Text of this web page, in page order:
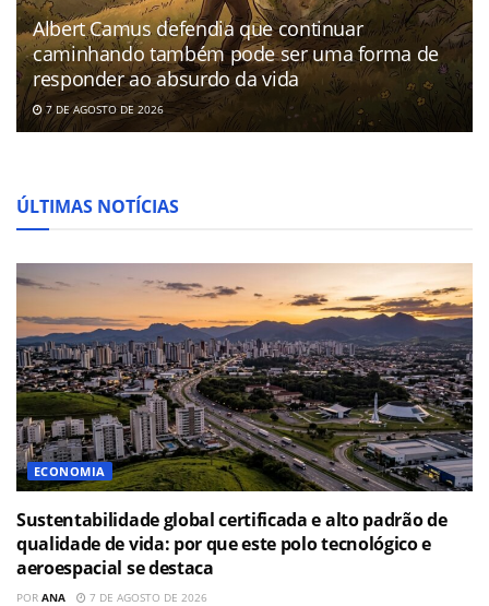
Albert Camus defendia que continuar
caminhando também pode ser uma forma de
responder ao absurdo da vida
7 DE AGOSTO DE 2026
ÚLTIMAS NOTÍCIAS
ECONOMIA
Sustentabilidade global certificada e alto padrão de
qualidade de vida: por que este polo tecnológico e
aeroespacial se destaca
POR ANA 7 DE AGOSTO DE 2026